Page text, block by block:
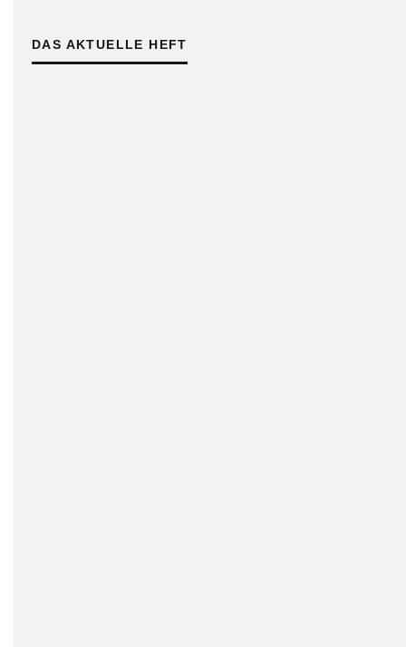
DAS AKTUELLE HEFT